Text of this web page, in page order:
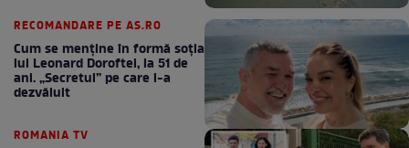
RECOMANDARE PE AS.RO
Cum se menţine în formă soţia
lui Leonard Doroftei, la 51 de
ani. „Secretul” pe care l-a
dezvăluit
ROMANIA TV